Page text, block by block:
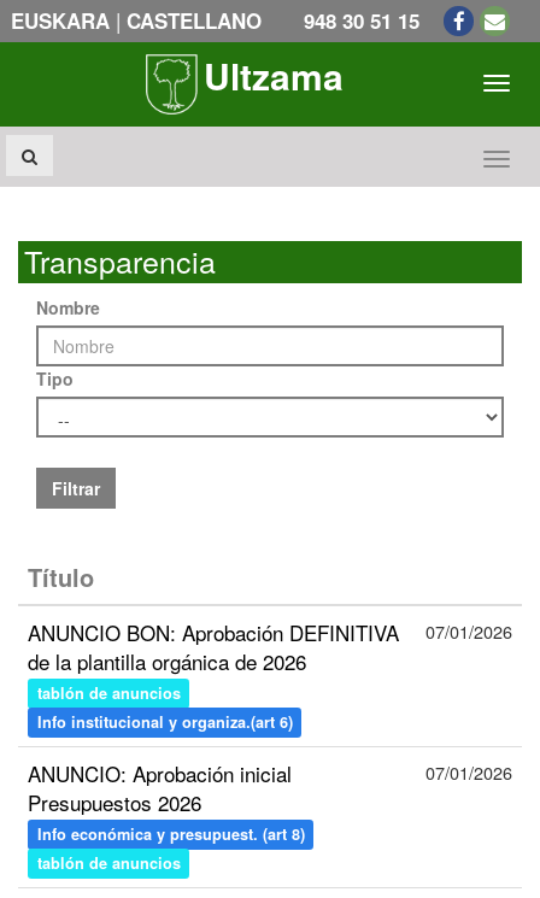
EUSKARA | CASTELLANO 948 30 51 15
Ultzama
Transparencia
Nombre
Tipo
Filtrar
Título
ANUNCIO BON: Aprobación DEFINITIVA
de la plantilla orgánica de 2026
tablón de anuncios
Info institucional y organiza.(art 6)
07/01/2026
ANUNCIO: Aprobación inicial
Presupuestos 2026
Info económica y presupuest. (art 8)
tablón de anuncios
07/01/2026